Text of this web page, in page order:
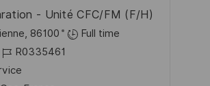
- Unité CFC/FM (F/H)
86100
Full time
J
o
R0335461